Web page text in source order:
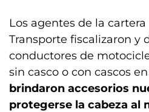
Los agentes de la
Transporte fiscalizaron y
conductores de
sin casco o con cascos
brindaron accesorios
protegerse la cabeza al